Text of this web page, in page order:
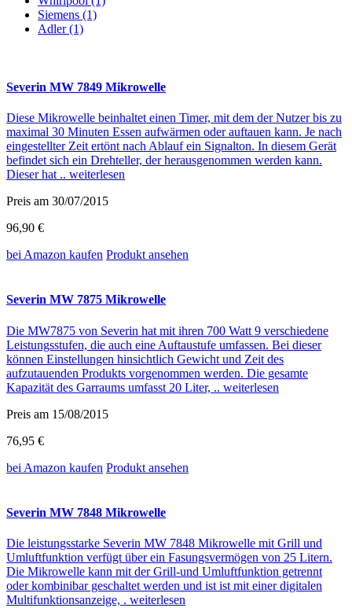
Siemens (1)
Adler (1)
Severin MW 7849 Mikrowelle
Diese Mikrowelle beinhaltet einen Timer, mit dem der Nutzer bis zu
maximal 30 Minuten Essen aufwärmen oder auftauen kann. Je nach
eingestellter Zeit ertönt nach Ablauf ein Signalton. In diesem Gerät
befindet sich ein Drehteller, der herausgenommen werden kann.
Dieser hat .. weiterlesen
Preis am 30/07/2015
96,90 €
bei Amazon kaufen Produkt ansehen
Severin MW 7875 Mikrowelle
Die MW7875 von Severin hat mit ihren 700 Watt 9 verschiedene
Leistungsstufen, die auch eine Auftaustufe umfassen. Bei dieser
können Einstellungen hinsichtlich Gewicht und Zeit des
aufzutauenden Produkts vorgenommen werden. Die gesamte
Kapazität des Garraums umfasst 20 Liter, .. weiterlesen
Preis am 15/08/2015
76,95 €
bei Amazon kaufen Produkt ansehen
Severin MW 7848 Mikrowelle
Die leistungsstarke Severin MW 7848 Mikrowelle mit Grill und
Umluftfunktion verfügt über ein Fasungsvermögen von 25 Litern.
Die Mikrowelle kann mit der Grill-und Umluftfunktion getrennt
oder kombinibar geschaltet werden und ist ist mit einer digitalen
Multifunktionsanzeige, . weiterlesen